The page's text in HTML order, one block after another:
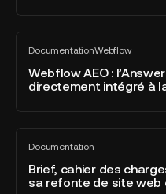
dans
catégorie
Developer
of
the
DocumentationWebflow
Tout
voir
Webflow AEO :
directement intégré à
Webflow
AEO
l’Answer
intégré
Documentation
Tout
voir
Brief, cahier des
sa refonte de site web
Brief,
cahier
des
charges